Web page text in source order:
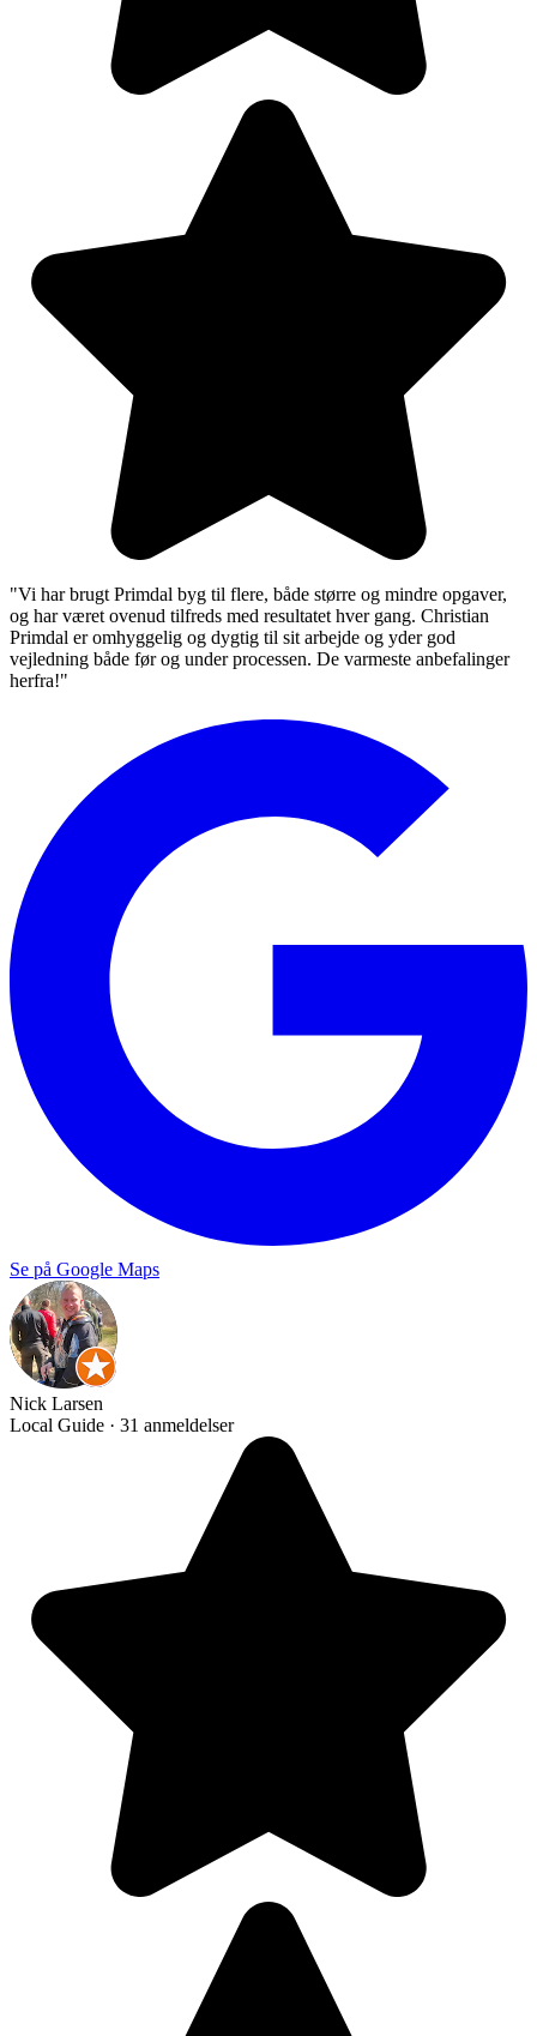
"Vi har brugt Primdal byg til flere, både større og mindre opgaver,
og har været ovenud tilfreds med resultatet hver gang. Christian
Primdal er omhyggelig og dygtig til sit arbejde og yder god
vejledning både før og under processen. De varmeste anbefalinger
herfra!"
Se på Google Maps
Nick Larsen
Local Guide · 31 anmeldelser